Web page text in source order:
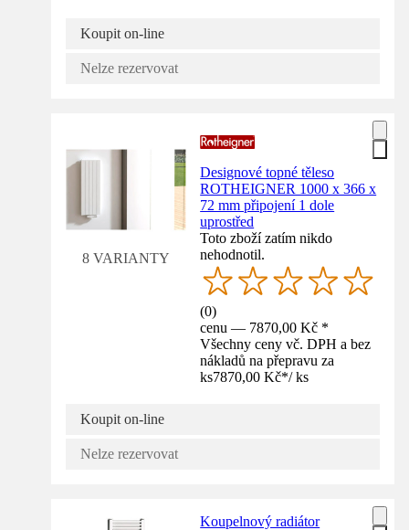
Koupit on-line
Nelze rezervovat
8 VARIANTY
Designové topné těleso
ROTHEIGNER 1000 x 366 x
72 mm připojení 1 dole
uprostřed
Toto zboží zatím nikdo
nehodnotil.
(0)
cenu — 7870,00 Kč *
Všechny ceny vč. DPH a bez
nákladů na přepravu za
ks7870,00 Kč*/ ks
Koupit on-line
Nelze rezervovat
Koupelnový radiátor